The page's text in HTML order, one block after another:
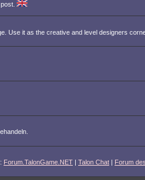
Use it as the creative and level designers
Forum.TalonGame.NET | Talon Chat | Forum